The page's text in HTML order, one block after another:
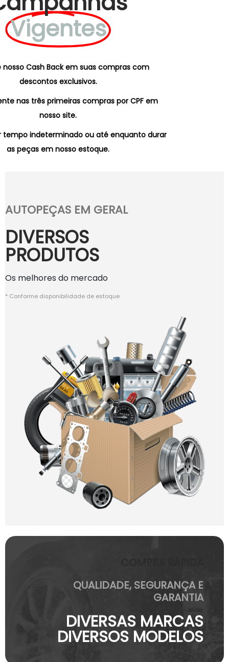
Vigentes
nosso Cash Back em suas compras com
descontos exclusivos.
nas três primeiras compras por CPF em
nosso site.
tempo indeterminado ou até enquanto durar
as peças em nosso estoque.
AUTOPEÇAS EM GERAL
DIVERSOS
PRODUTOS
Os melhores do mercado
* Conforme disponibilidade de estoque
QUALIDADE, SEGURANÇA E
GARANTIA
DIVERSAS MARCAS
DIVERSOS MODELOS